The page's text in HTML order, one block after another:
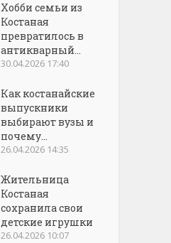
Хобби семьи из
Костаная
превратилось в
антикварный...
30.04.2026 17:40
Как костанайские
выпускники
выбирают вузы и
почему...
26.04.2026 14:35
Жительница
Костаная
сохранила свои
детские игрушки
26.04.2026 10:07